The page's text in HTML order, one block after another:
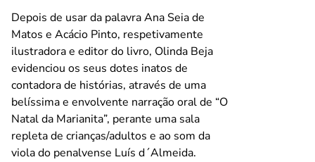
Depois de usar da palavra Ana Seia de
Matos e Acácio Pinto, respetivamente
ilustradora e editor do livro, Olinda Beja
evidenciou os seus dotes inatos de
contadora de histórias, através de uma
belíssima e envolvente narração oral de “O
Natal da Marianita”, perante uma sala
repleta de crianças/adultos e ao som da
viola do penalvense Luís d´Almeida.